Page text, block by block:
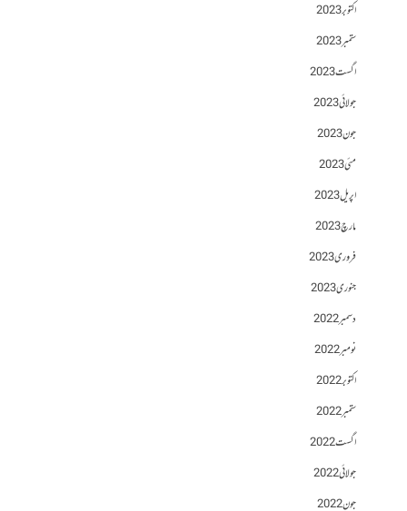
اکتوبر 2023
ستمبر 2023
اگست 2023
جولائی 2023
جون 2023
مئی 2023
اپریل 2023
مارچ 2023
فروری 2023
جنوری 2023
دسمبر 2022
نومبر 2022
اکتوبر 2022
ستمبر 2022
اگست 2022
جولائی 2022
جون 2022